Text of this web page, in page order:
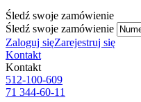
Śledź swoje zamówienie
Śledź swoje zamówienie
Zaloguj sięZarejestruj się
Kontakt
Kontakt
512-100-609
71 344-60-11